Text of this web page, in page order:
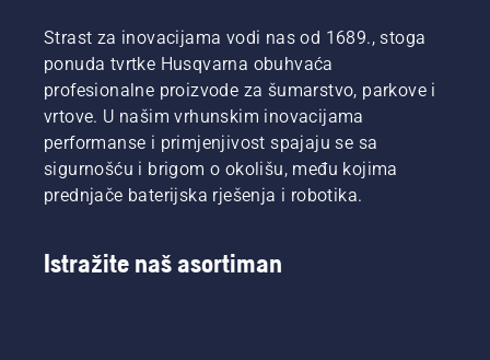
Strast za inovacijama vodi nas od 1689., stoga
ponuda tvrtke Husqvarna obuhvaća
profesionalne proizvode za šumarstvo, parkove i
vrtove. U našim vrhunskim inovacijama
performanse i primjenjivost spajaju se sa
sigurnošću i brigom o okolišu, među kojima
prednjače baterijska rješenja i robotika.
Istražite naš asortiman